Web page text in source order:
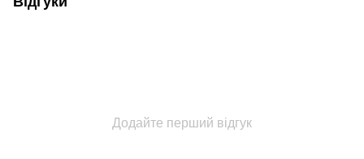
Додайте перший відгук